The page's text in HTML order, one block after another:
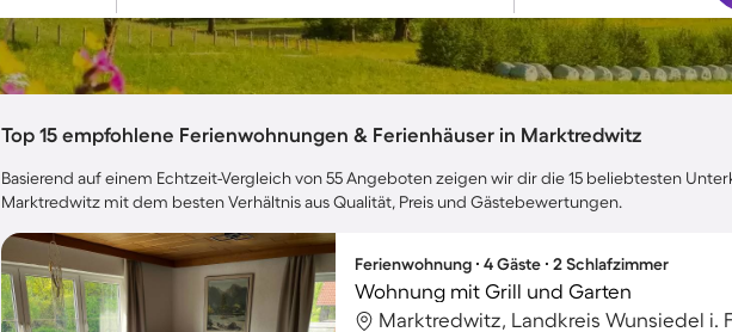
Top 15 empfohlene Ferienwohnungen & Ferienhäuser in Marktredwitz
Basierend auf einem Echtzeit-Vergleich von 55 Angeboten zeigen wir dir die 15 beliebtesten
Marktredwitz mit dem besten Verhältnis aus Qualität, Preis und Gästebewertungen.
Ferienwohnung ∙ 4 Gäste ∙ 2 Schlafzimmer
Wohnung mit Grill und Garten